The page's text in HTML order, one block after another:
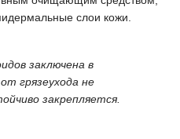
слои кожи.
заключена в
грязеухода не
закрепляется.